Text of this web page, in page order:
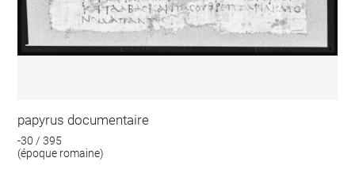
papyrus documentaire
-30 / 395
(époque romaine)